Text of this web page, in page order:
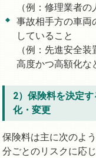
（例：修理業者
事故相手方の車両
していること
（例：先進安全
高度かつ高額化な
2）保険料を決定
化・変更
保険料は主に次のよ
分ごとのリスクに応